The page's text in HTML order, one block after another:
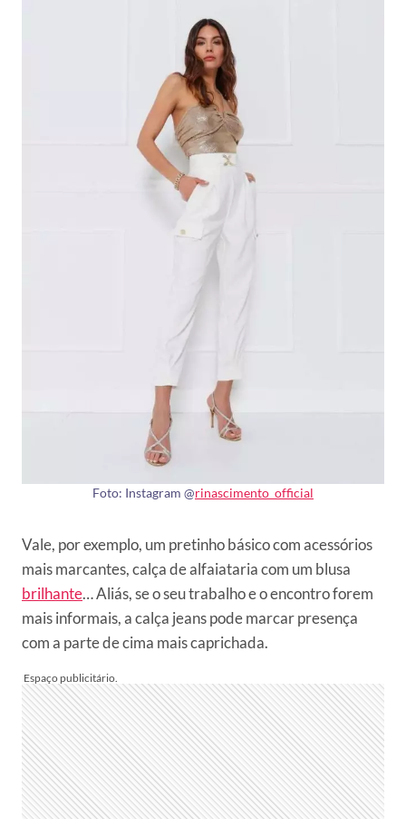
Foto: Instagram @rinascimento_official
Vale, por exemplo, um pretinho básico com acessórios
mais marcantes, calça de alfaiataria com um blusa
brilhante… Aliás, se o seu trabalho e o encontro forem
mais informais, a calça jeans pode marcar presença
com a parte de cima mais caprichada.